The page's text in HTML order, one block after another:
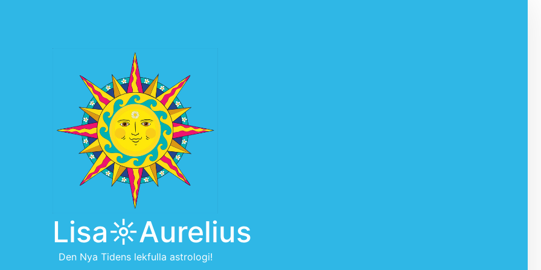
Lisa☼Aurelius
Den Nya Tidens lekfulla astrologi!